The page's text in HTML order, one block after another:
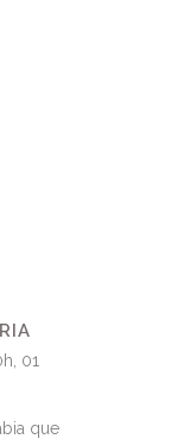
01
que